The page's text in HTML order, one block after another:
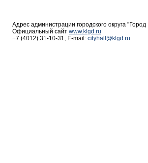
Адрес администрации городского округа
Официальный сайт www.klgd.ru
+7 (4012) 31-10-31, E-mail: cityhall@klgd.ru